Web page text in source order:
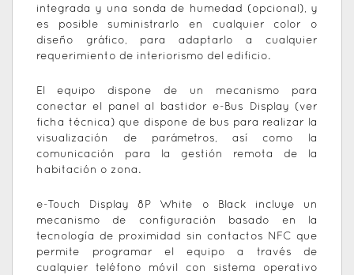
integrada y una sonda de humedad (opcional), y
es posible suministrarlo en cualquier color o
diseño gráfico, para adaptarlo a cualquier
requerimiento de interiorismo del edificio.
El equipo dispone de un mecanismo para
conectar el panel al bastidor e-Bus Display (ver
ficha técnica) que dispone de bus para realizar la
visualización de parámetros, así como la
comunicación para la gestión remota de la
habitación o zona.
e-Touch Display 8P White o Black incluye un
mecanismo de configuración basado en la
tecnología de proximidad sin contactos NFC que
permite programar el equipo a través de
cualquier teléfono móvil con sistema operativo